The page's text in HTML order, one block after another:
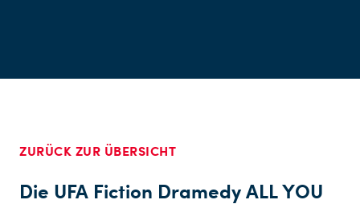
ZURÜCK ZUR ÜBERSICHT
Die UFA Fiction Dramedy ALL YOU